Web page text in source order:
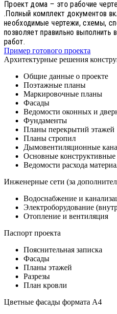
Проект дома – это рабочие
.Полный комплект документов
необходимые чертежи, схемы,
позволяет правильно выполнить
работ.
Пример готового проекта
Архитектурные решения
Общие данные о проекте
Поэтажные планы
Маркировочные планы
Фасады
Ведомости оконных и
Фундаменты
Планы перекрытий этажей
Планы стропил
Дымовентиляционные
Основные конструктивные
Ведомости расхода
Инженерные сети (за
Водоснабжение и
Электроборудование
Отопление и вентиляция
Паспорт проекта
Пояснительная записка
Фасады
Планы этажей
Разрезы
План кровли
Цветные фасады формата А4